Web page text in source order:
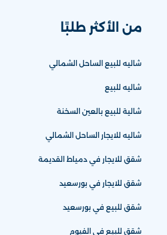
من الأكثر طلبًا
شاليه للبيع الساحل الشمالي
شاليه للبيع
شالية للبيع بالعين السخنة
شاليه للايجار الساحل الشمالي
شقق للايجار في دمياط القديمة
شقق للايجار في بورسعيد
شقق للبيع في بورسعيد
شقق للبيع في الفيوم